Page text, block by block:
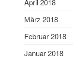
März 2018
Februar 2018
Januar 2018